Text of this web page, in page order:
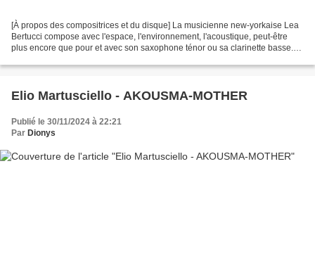
[À propos des compositrices et du disque] La musicienne new-yorkaise Lea
Bertucci compose avec l'espace, l'environnement, l'acoustique, peut-être
plus encore que pour et avec son saxophone ténor ou sa clarinette basse.
Elio Martusciello - AKOUSMA-MOTHER
Publié le 30/11/2024 à 22:21
Par Dionys